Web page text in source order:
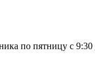
по пятницу с 9:30